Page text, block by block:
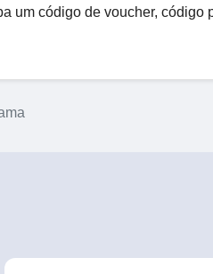
um código de voucher,